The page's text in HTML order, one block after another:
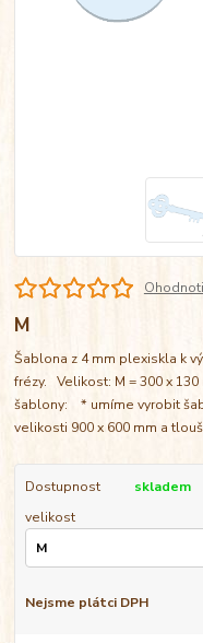
M
Šablona z 4 mm plexiskla k
frézy. Velikost: M = 300 x
šablony: * umíme vyrobit
velikosti 900 x 600 mm a
Dostupnost
skladem
velikost
Nejsme plátci DPH